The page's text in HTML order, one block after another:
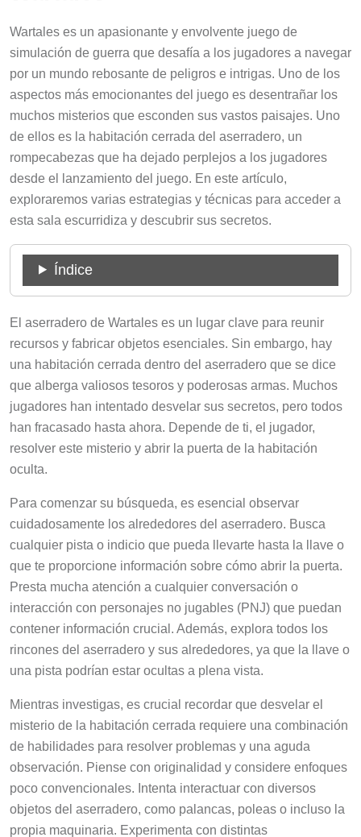
Wartales es un apasionante y envolvente juego de
simulación de guerra que desafía a los jugadores a navegar
por un mundo rebosante de peligros e intrigas. Uno de los
aspectos más emocionantes del juego es desentrañar los
muchos misterios que esconden sus vastos paisajes. Uno
de ellos es la habitación cerrada del aserradero, un
rompecabezas que ha dejado perplejos a los jugadores
desde el lanzamiento del juego. En este artículo,
exploraremos varias estrategias y técnicas para acceder a
esta sala escurridiza y descubrir sus secretos.
Índice
El aserradero de Wartales es un lugar clave para reunir
recursos y fabricar objetos esenciales. Sin embargo, hay
una habitación cerrada dentro del aserradero que se dice
que alberga valiosos tesoros y poderosas armas. Muchos
jugadores han intentado desvelar sus secretos, pero todos
han fracasado hasta ahora. Depende de ti, el jugador,
resolver este misterio y abrir la puerta de la habitación
oculta.
Para comenzar su búsqueda, es esencial observar
cuidadosamente los alrededores del aserradero. Busca
cualquier pista o indicio que pueda llevarte hasta la llave o
que te proporcione información sobre cómo abrir la puerta.
Presta mucha atención a cualquier conversación o
interacción con personajes no jugables (PNJ) que puedan
contener información crucial. Además, explora todos los
rincones del aserradero y sus alrededores, ya que la llave o
una pista podrían estar ocultas a plena vista.
Mientras investigas, es crucial recordar que desvelar el
misterio de la habitación cerrada requiere una combinación
de habilidades para resolver problemas y una aguda
observación. Piense con originalidad y considere enfoques
poco convencionales. Intenta interactuar con diversos
objetos del aserradero, como palancas, poleas o incluso la
propia maquinaria. Experimenta con distintas